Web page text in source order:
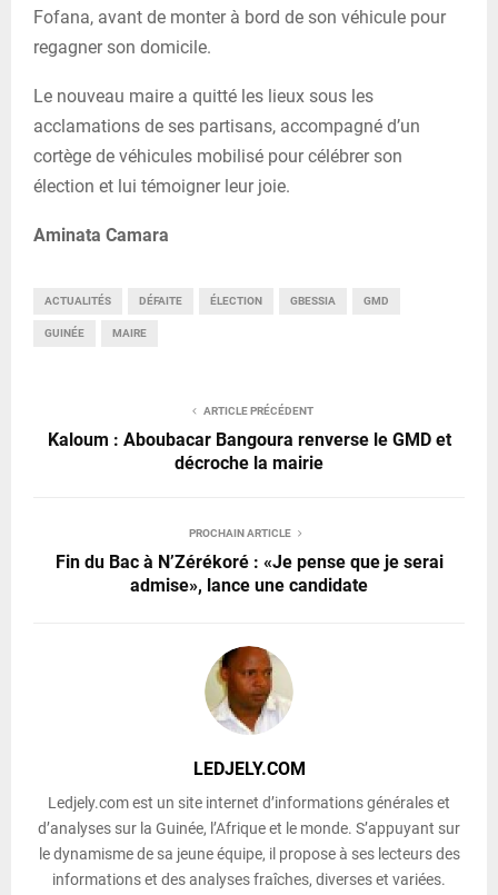
Fofana, avant de monter à bord de son véhicule pour
regagner son domicile.
Le nouveau maire a quitté les lieux sous les
acclamations de ses partisans, accompagné d’un
cortège de véhicules mobilisé pour célébrer son
élection et lui témoigner leur joie.
Aminata Camara
ACTUALITÉS DÉFAITE ÉLECTION GBESSIA GMD
GUINÉE MAIRE
ARTICLE PRÉCÉDENT
Kaloum : Aboubacar Bangoura renverse le GMD et
décroche la mairie
PROCHAIN ARTICLE
Fin du Bac à N’Zérékoré : «Je pense que je serai
admise», lance une candidate
LEDJELY.COM
Ledjely.com est un site internet d’informations générales et
d’analyses sur la Guinée, l’Afrique et le monde. S’appuyant sur
le dynamisme de sa jeune équipe, il propose à ses lecteurs des
informations et des analyses fraîches, diverses et variées.